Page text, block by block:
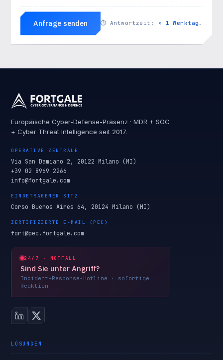
Anfrage senden ⏱ Antwortzeit: < 1 Werktag .
Europäische Cyber-Defense-Präsenz · MDR + SOC
+ Cyber Threat Intelligence seit 2017.
OPERATIVE ZENTRALE
Via San Damiano 2, 20122 Milano (MI)
+39 02 8969 2266
info@fortgale.com
EINGETRAGENER SITZ
Corso Buenos Aires 64, 20124 Milano (MI)
ZERTIFIZIERTE E-MAIL (PEC)
fort@pec.fortgale.com
24/7 · NOTFALL
Sind Sie unter Angriff?
Incident-Response-Hotline · sofortige
Reaktion
LÖSUNGEN